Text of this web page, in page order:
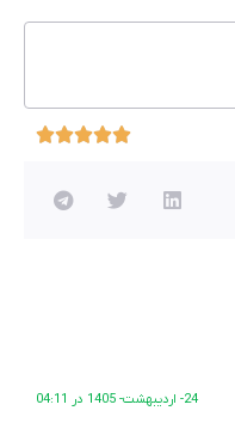
24- اردیبهشت- 1405 در 04:11